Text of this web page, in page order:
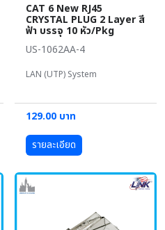
CAT 6 New RJ45
CRYSTAL PLUG 2 Layer สี
ฟ้า บรรจุ 10 หัว/Pkg
US-1062AA-4
LAN (UTP) System
129.00 บาท
รายละเอียด